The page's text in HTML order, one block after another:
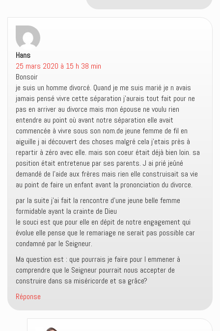
Hans
25 mars 2020 à 15 h 38 min
Bonsoir
je suis un homme divorcé. Quand je me suis marié je n avais
jamais pensé vivre cette séparation j’aurais tout fait pour ne
pas en arriver au divorce mais mon épouse ne voulu rien
entendre au point où avant notre séparation elle avait
commencée à vivre sous son nom.de jeune femme de fil en
aiguille j ai découvert des choses malgré cela j’etais près à
repartir à zéro avec elle. mais son coeur était déjà bien loin. sa
position était entretenue par ses parents. J ai prié jeûné
demandé de l’aide aux frères mais rien elle construisait sa vie
au point de faire un enfant avant la prononciation du divorce.
par la suite j’ai fait la rencontre d’une jeune belle femme
formidable ayant la crainte de Dieu
le souci est que pour elle en dépit de notre engagement qui
évolue elle pense que le remariage ne serait pas possible car
condamné par le Seigneur.
Ma question est : que pourrais je faire pour l emmener à
comprendre que le Seigneur pourrait nous accepter de
construire dans sa miséricorde et sa grâce?
Réponse